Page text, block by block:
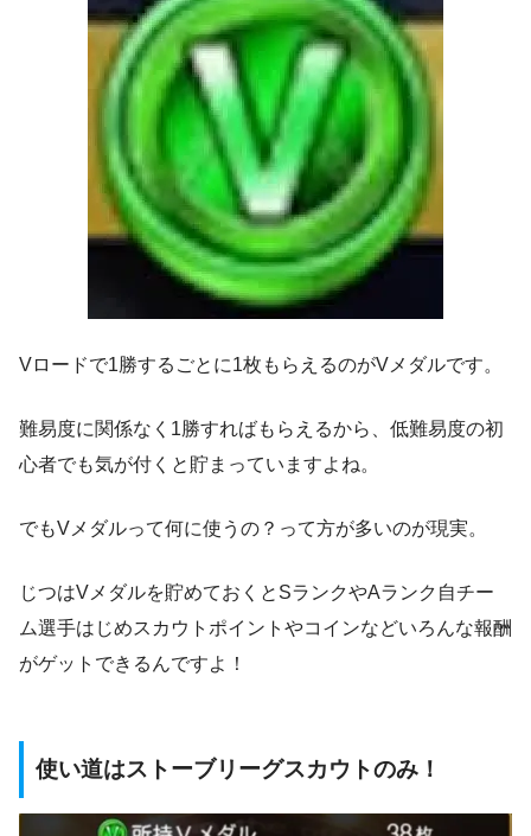
Vロードで1勝するごとに1枚もらえるのがVメダルです。
難易度に関係なく1勝すればもらえるから、低難易度の初
心者でも気が付くと貯まっていますよね。
でもVメダルって何に使うの？って方が多いのが現実。
じつはVメダルを貯めておくとSランクやAランク自チー
ム選手はじめスカウトポイントやコインなどいろんな報酬
がゲットできるんですよ！
使い道はストーブリーグスカウトのみ！